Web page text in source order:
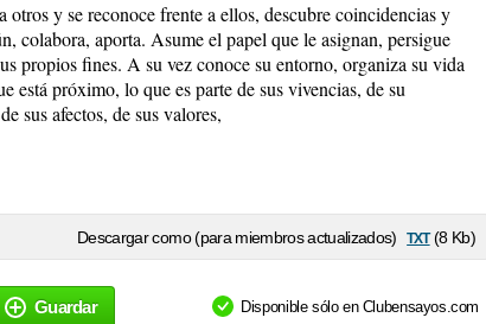
y se reconoce frente a ellos, descubre coincidencias y
colabora, aporta. Asume el papel que le asignan, persigue
propios fines. A su vez conoce su entorno, organiza su vida
está próximo, lo que es parte de sus vivencias, de su
sus afectos, de sus valores,
Descargar como (para miembros actualizados) txt(8 Kb)
Guardar Disponible sólo en Clubensayos.com